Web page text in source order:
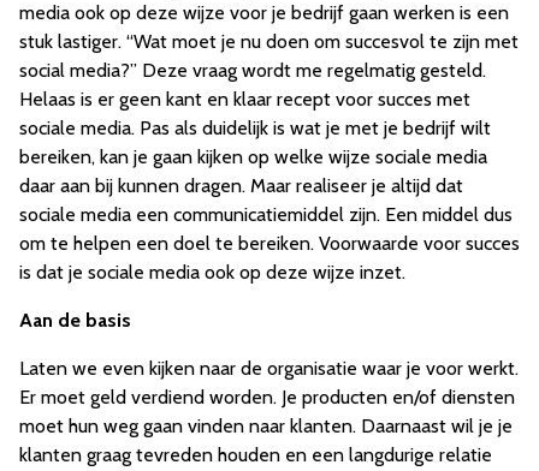
media ook op deze wijze voor je bedrijf gaan werken is een
stuk lastiger. “Wat moet je nu doen om succesvol te zijn met
social media?” Deze vraag wordt me regelmatig gesteld.
Helaas is er geen kant en klaar recept voor succes met
sociale media. Pas als duidelijk is wat je met je bedrijf wilt
bereiken, kan je gaan kijken op welke wijze sociale media
daar aan bij kunnen dragen. Maar realiseer je altijd dat
sociale media een communicatiemiddel zijn. Een middel dus
om te helpen een doel te bereiken. Voorwaarde voor succes
is dat je sociale media ook op deze wijze inzet.
Aan de basis
Laten we even kijken naar de organisatie waar je voor werkt.
Er moet geld verdiend worden. Je producten en/of diensten
moet hun weg gaan vinden naar klanten. Daarnaast wil je je
klanten graag tevreden houden en een langdurige relatie